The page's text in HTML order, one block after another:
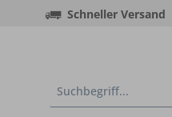
Schneller Versand